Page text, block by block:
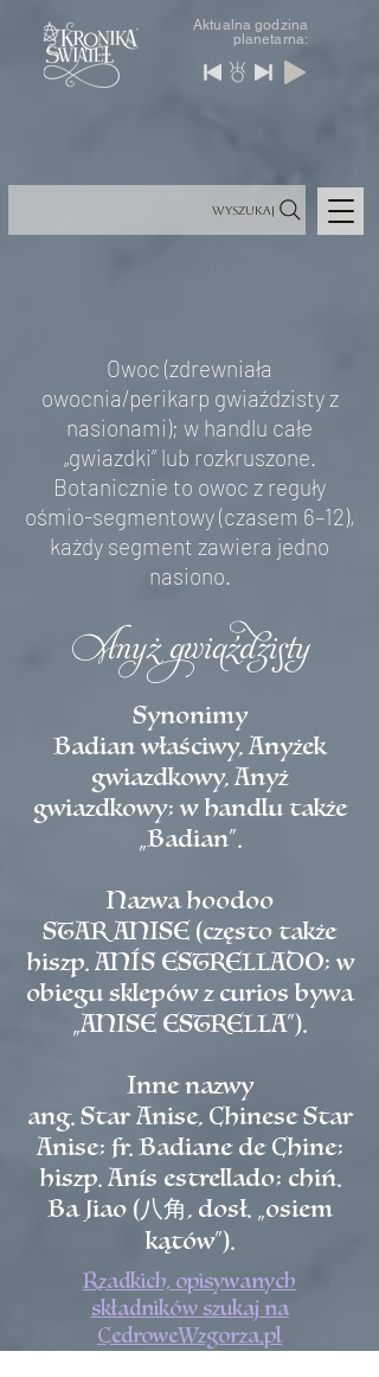
Aktualna godzina
planetarna:
Wyszukaj
Owoc (zdrewniała
owocnia/perikarp gwiaździsty z
nasionami); w handlu całe
„gwiazdki” lub rozkruszone.
Botanicznie to owoc z reguły
ośmio-segmentowy (czasem 6–12),
każdy segment zawiera jedno
nasiono.
Anyż gwiaździsty
Synonimy
Badian właściwy, Anyżek
gwiazdkowy, Anyż
gwiazdkowy; w handlu także
„Badian”.
Nazwa hoodoo
STAR ANISE (często także
hiszp. ANÍS ESTRELLADO; w
obiegu sklepów z curios bywa
„ANISE ESTRELLA”).
Inne nazwy
ang. Star Anise, Chinese Star
Anise; fr. Badiane de Chine;
hiszp. Anís estrellado; chiń.
Ba Jiao (八角, dosł. „osiem
kątów”).
Rzadkich, opisywanych
składników szukaj na
CedroweWzgorza.pl